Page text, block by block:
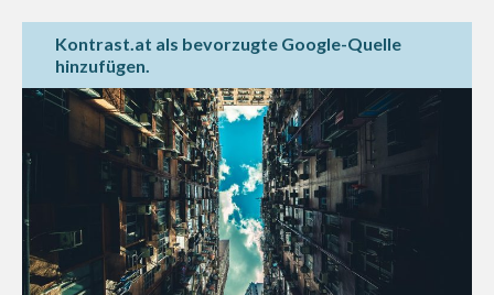
Kontrast.at als bevorzugte Google-Quelle
hinzufügen.